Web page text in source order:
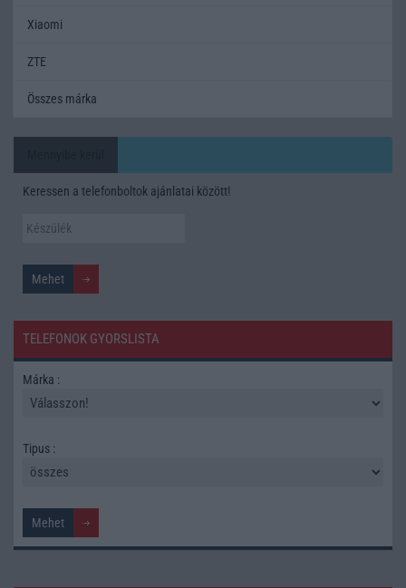
Xiaomi
ZTE
Összes márka
Keressen a telefonboltok ajánlatai között!
TELEFONOK GYORSLISTA
Márka :
Tipus :